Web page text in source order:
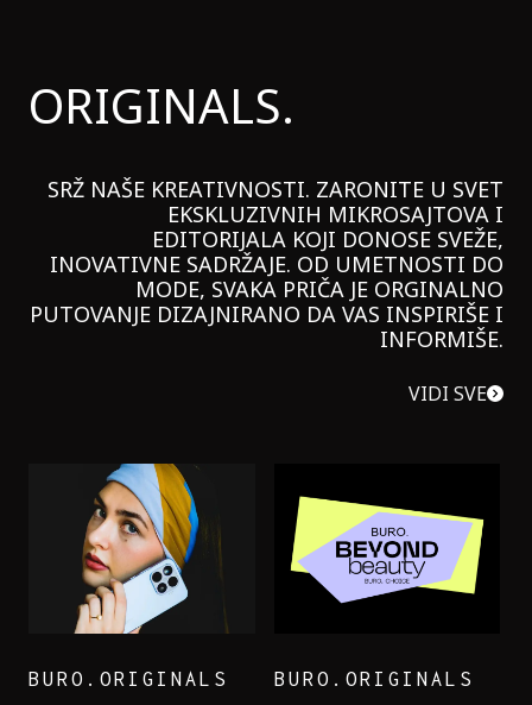
ORIGINALS.
SRŽ NAŠE KREATIVNOSTI. ZARONITE U SVET
EKSKLUZIVNIH MIKROSAJTOVA I
EDITORIJALA KOJI DONOSE SVEŽE,
INOVATIVNE SADRŽAJE. OD UMETNOSTI DO
MODE, SVAKA PRIČA JE ORGINALNO
PUTOVANJE DIZAJNIRANO DA VAS INSPIRIŠE I
INFORMIŠE.
VIDI SVE